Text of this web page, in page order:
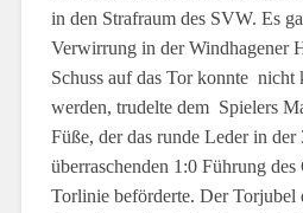
in den Strafraum des SVW. Es
Verwirrung in der Windhagener
Schuss auf das Tor konnte
werden, trudelte dem Spielers
Füße, der das runde Leder in
überraschenden 1:0 Führung des
Torlinie beförderte. Der Torjubel